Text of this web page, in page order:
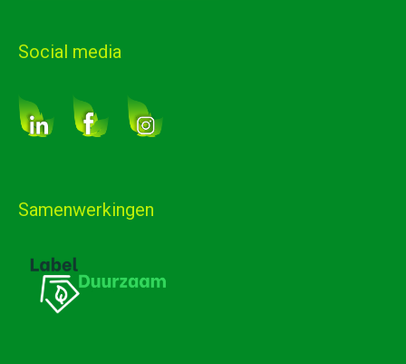
Social media
Samenwerkingen